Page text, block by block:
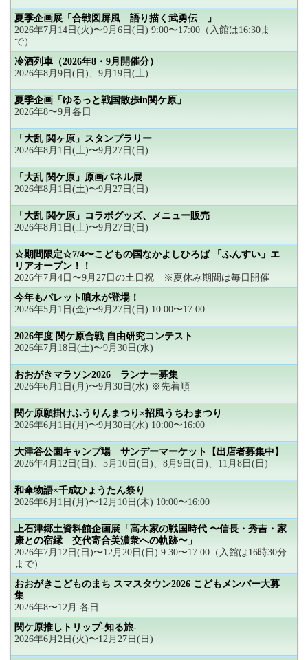
夏季企画展「合戦図屏風―語り描く武勇伝―」
2026年7月14日(火)〜9月6日(日) 9:00〜17:00（入館は16:30ま
で）
冷酒列車（2026年8・9月開催分）
2026年8月9日(日)、9月19日(土)
夏季企画「ゆるっと戦国散歩in関ケ原」
2026年8〜9月各日
「大乱 関ヶ原」スタンプラリー
2026年8月1日(土)〜9月27日(日)
「大乱 関ケ原」原画パネル展
2026年8月1日(土)〜9月27日(日)
「大乱 関ケ原」コラボグッズ、メニュー販売
2026年8月1日(土)〜9月27日(日)
☆期間限定☆7/4〜こどもの国なかよしひろば 「ふんすい」エ
リアオープン！！
2026年7月4日〜9月27日の土日祝 ※夏休み期間は毎日開催
今年もパレット噴水が登場！
2026年5月1日(金)〜9月27日(日) 10:00〜17:00
2026年度 関ケ原合戦 自由研究コンテスト
2026年7月18日(土)〜9月30日(水)
おおがきマラソン2026 ランナー募集
2026年6月1日(月)〜9月30日(水) ※先着順
関ケ原願掛けふうりんまつり×招風うちわまつり
2026年6月1日(月)〜9月30日(水) 10:00〜16:00
大津谷公園キャンプ場 サンデーマーケット【出店者募集中】
2026年4月12日(日)、5月10日(日)、8月9日(日)、11月8日(日)
和傘物語×千成ひょうたん祭り
2026年6月1日(月)〜12月10日(木) 10:00〜16:00
上石津郷土資料館企画展「高木家の戦国時代 〜信長・秀吉・家
康との宿縁 交代寄合美濃衆への軌跡〜」
2026年7月12日(日)〜12月20日(日) 9:30〜17:00（入館は16時30分
まで）
おおがきこどものまち スマスタウン2026 こどもメンバー大募
集
2026年8〜12月 各日
関ケ原推しトリップ-知る旅-
2026年6月2日(火)〜12月27日(日)